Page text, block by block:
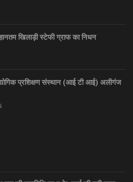
खिलाड़ी स्टेफी ग्राफ का निधन
प्रशिक्षण संस्थान (आई टी आई) अलीगंज